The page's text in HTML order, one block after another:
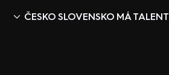
ČESKO SLOVENSKO MÁ TALENT